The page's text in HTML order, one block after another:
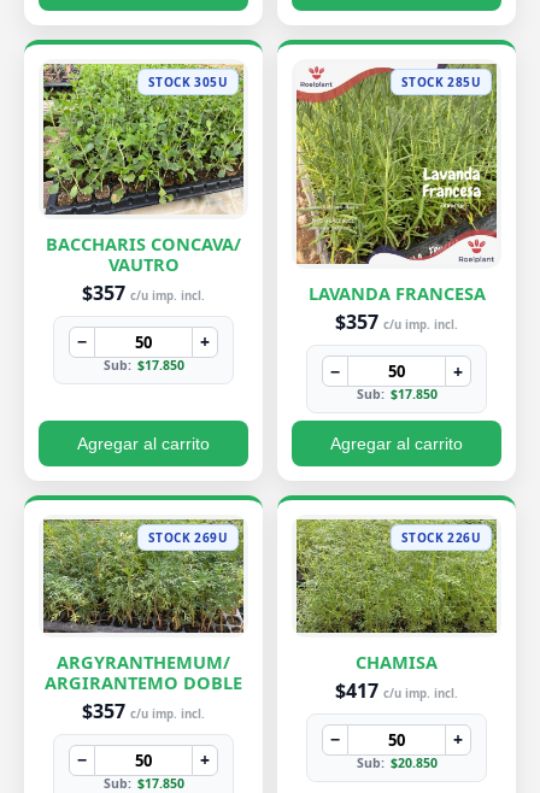
STOCK 305U
BACCHARIS CONCAVA/
VAUTRO
$357 c/u imp. incl.
− +
Sub: $17.850
Agregar al carrito
STOCK 285U
LAVANDA FRANCESA
$357 c/u imp. incl.
− +
Sub: $17.850
Agregar al carrito
STOCK 269U
ARGYRANTHEMUM/
ARGIRANTEMO DOBLE
$357 c/u imp. incl.
− +
Sub: $17.850
STOCK 226U
CHAMISA
$417 c/u imp. incl.
− +
Sub: $20.850